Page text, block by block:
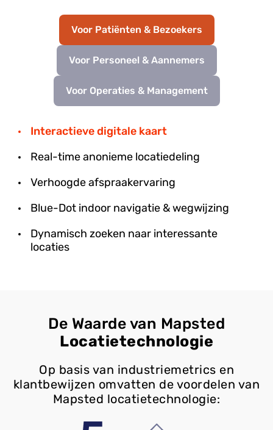
Voor Patiënten & Bezoekers
Voor Personeel & Aannemers
Voor Operaties & Management
Interactieve digitale kaart
Real-time anonieme locatiedeling
Verhoogde afspraakervaring
Blue-Dot indoor navigatie & wegwijzing
Dynamisch zoeken naar interessante
locaties
De Waarde van Mapsted
Locatietechnologie
Op basis van industriemetrics en
klantbewijzen omvatten de voordelen van
Mapsted locatietechnologie: